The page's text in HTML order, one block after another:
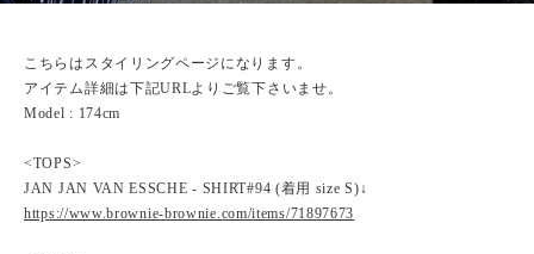
こちらはスタイリングページになります。
アイテム詳細は下記URLよりご覧下さいませ。
Model : 174cm
<TOPS>
JAN JAN VAN ESSCHE - SHIRT#94 (着用 size S)↓
https://www.brownie-brownie.com/items/71897673